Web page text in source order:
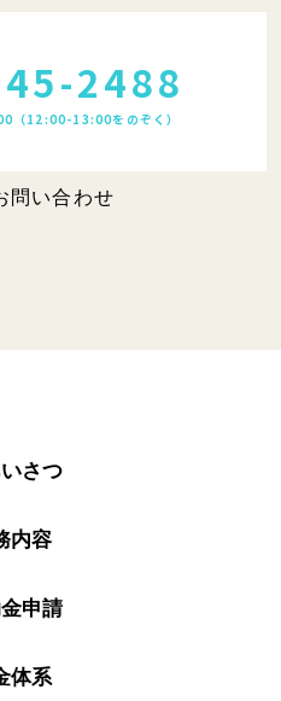
2488
（12:00-13:00をのぞく）
問い合わせ
さつ
内容
申請
体系